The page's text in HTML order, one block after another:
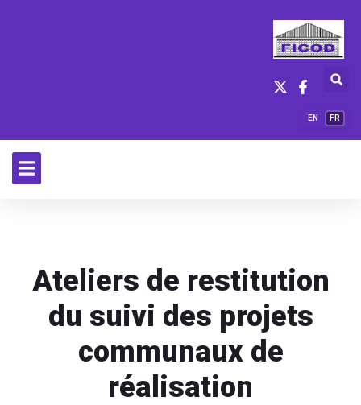
EN FR
Ateliers de restitution
du suivi des projets
communaux de
réalisation